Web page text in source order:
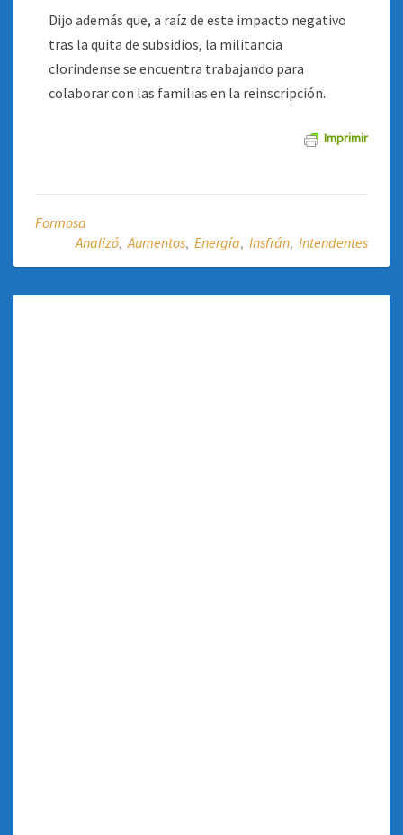
Dijo además que, a raíz de este impacto negativo
tras la quita de subsidios, la militancia
clorindense se encuentra trabajando para
colaborar con las familias en la reinscripción.
Imprimir
Formosa
Analizó,Aumentos, Energía, Insfrán, Intendentes